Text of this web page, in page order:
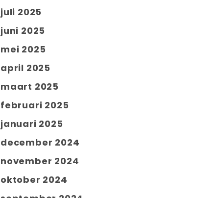
juli 2025
juni 2025
mei 2025
april 2025
maart 2025
februari 2025
januari 2025
december 2024
november 2024
oktober 2024